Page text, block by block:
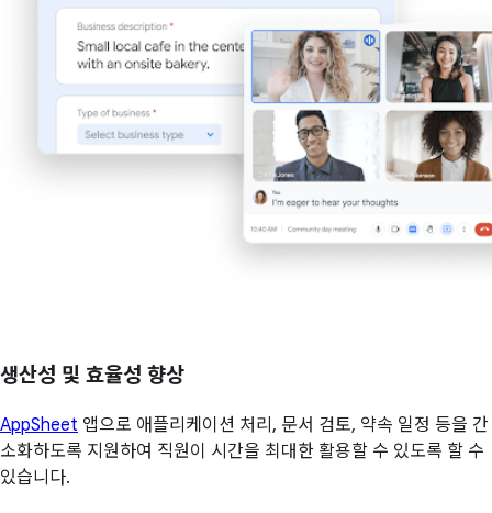
생산성 및 효율성 향상
AppSheet 앱으로 애플리케이션 처리, 문서 검토, 약속 일정 등을 간
소화하도록 지원하여 직원이 시간을 최대한 활용할 수 있도록 할 수
있습니다.